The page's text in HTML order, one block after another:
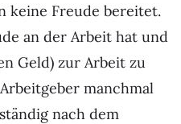
Freude bereitet.
an der Arbeit hat und
Geld) zur Arbeit zu
manchmal
nach dem